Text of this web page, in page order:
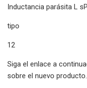
Inductancia parásita L
tipo
12
Siga el enlace a
sobre el nuevo producto.